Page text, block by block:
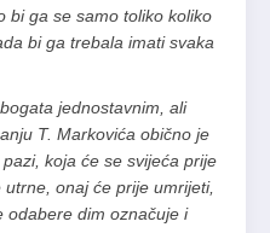
bi ga se samo toliko koliko
bi ga trebala imati svaka
jednostavnim, ali
T. Markovića obično je
koja će se svijeća prije
onaj će prije umrijeti,
odabere dim označuje i